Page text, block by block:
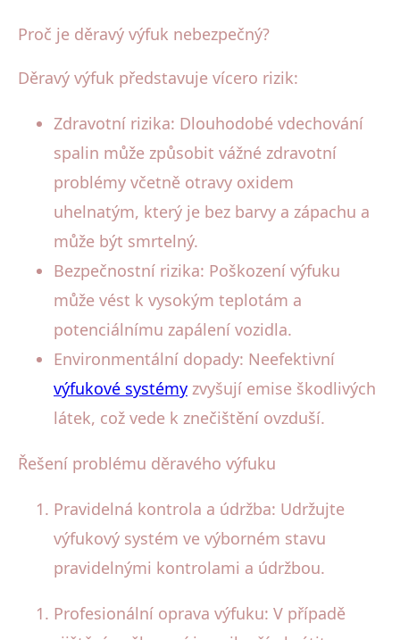
Proč je děravý výfuk nebezpečný?
Děravý výfuk představuje vícero rizik:
Zdravotní rizika: Dlouhodobé vdechování
spalin může způsobit vážné zdravotní
problémy včetně otravy oxidem
uhelnatým, který je bez barvy a zápachu a
může být smrtelný.
Bezpečnostní rizika: Poškození výfuku
může vést k vysokým teplotám a
potenciálnímu zapálení vozidla.
Environmentální dopady: Neefektivní
výfukové systémy zvyšují emise škodlivých
látek, což vede k znečištění ovzduší.
Řešení problému děravého výfuku
Pravidelná kontrola a údržba: Udržujte
výfukový systém ve výborném stavu
pravidelnými kontrolami a údržbou.
Profesionální oprava výfuku: V případě